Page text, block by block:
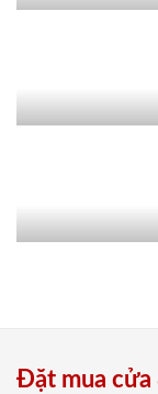
Đặt mua cửa